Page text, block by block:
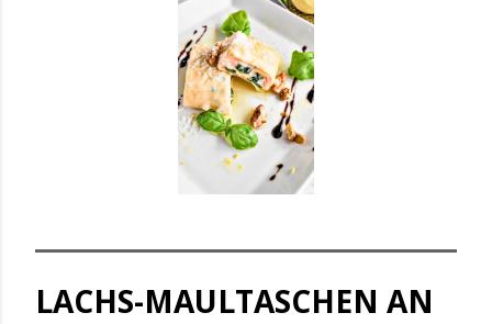
LACHS-MAULTASCHEN AN